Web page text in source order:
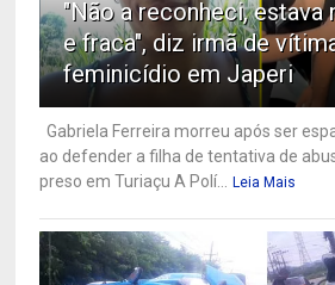
"Não a reconheci, estava
e fraca", diz irmã de
feminicídio em Japeri
Gabriela Ferreira morreu após ser
ao defender a filha de tentativa de
preso em Turiaçu A Polí...
Leia Mais